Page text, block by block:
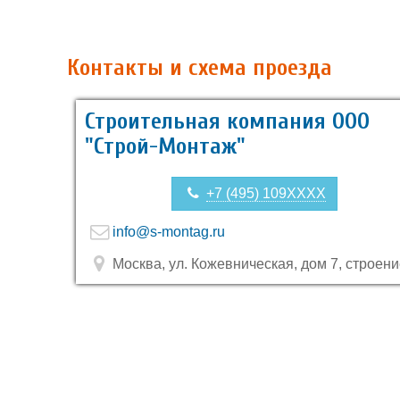
Контакты и схема проезда
Строительная компания ООО
"Строй-Монтаж"
+7 (495) 109XXXX
info@s-montag.ru
Москва, ул. Кожевническая, дом 7,